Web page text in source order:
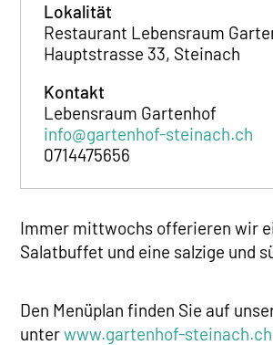
Lokalität
Restaurant Lebensraum
Hauptstrasse 33, Steinach
Kontakt
Lebensraum Gartenhof
info@gartenhof-steinach.ch
0714475656
Immer mittwochs offerieren wir
Salatbuffet und eine salzige und
Den Menüplan finden Sie auf
unterwww.gartenhof-steinach.ch